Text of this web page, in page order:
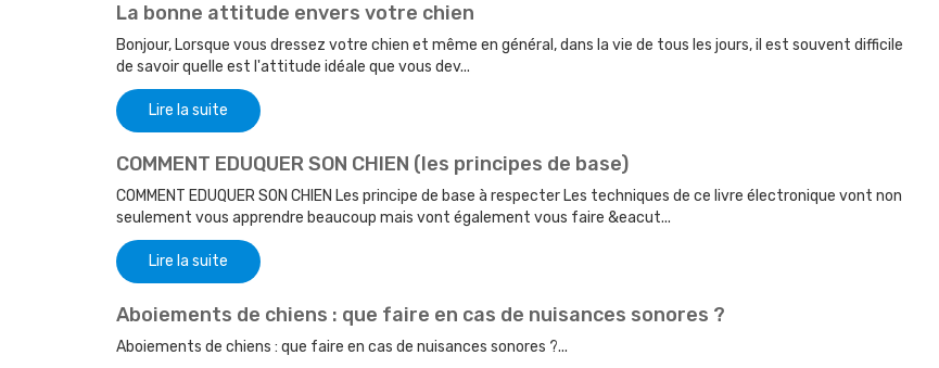
La bonne attitude envers votre chien
Bonjour, Lorsque vous dressez votre chien et même en général, dans la vie de tous les jours, il est souvent difficile
de savoir quelle est l'attitude idéale que vous dev...
Lire la suite
COMMENT EDUQUER SON CHIEN (les principes de base)
COMMENT EDUQUER SON CHIEN Les principe de base à respecter Les techniques de ce livre électronique vont non
seulement vous apprendre beaucoup mais vont également vous faire &eacut...
Lire la suite
Aboiements de chiens : que faire en cas de nuisances sonores ?
Aboiements de chiens : que faire en cas de nuisances sonores ?...